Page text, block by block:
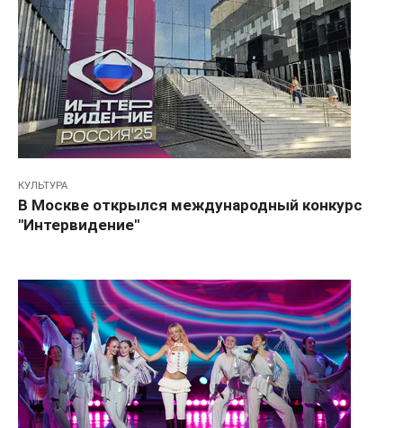
КУЛЬТУРА
В Москве открылся международный конкурс
"Интервидение"